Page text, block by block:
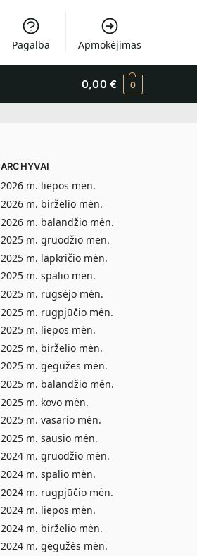
Pagalba Apmokėjimas
0,00 € 0
ARCHYVAI
2026 m. liepos mėn.
2026 m. birželio mėn.
2026 m. balandžio mėn.
2025 m. gruodžio mėn.
2025 m. lapkričio mėn.
2025 m. spalio mėn.
2025 m. rugsėjo mėn.
2025 m. rugpjūčio mėn.
2025 m. liepos mėn.
2025 m. birželio mėn.
2025 m. gegužės mėn.
2025 m. balandžio mėn.
2025 m. kovo mėn.
2025 m. vasario mėn.
2025 m. sausio mėn.
2024 m. gruodžio mėn.
2024 m. spalio mėn.
2024 m. rugpjūčio mėn.
2024 m. liepos mėn.
2024 m. birželio mėn.
2024 m. gegužės mėn.